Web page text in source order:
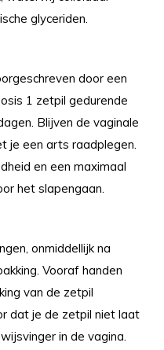
glyceriden.
door een
1 zetpil gedurende
Blijven de vaginale
je een arts raadplegen.
en een maximaal
het slapengaan.
onmiddellijk na
Vooraf handen
van de zetpil
dat je de zetpil niet laat
in de vagina.